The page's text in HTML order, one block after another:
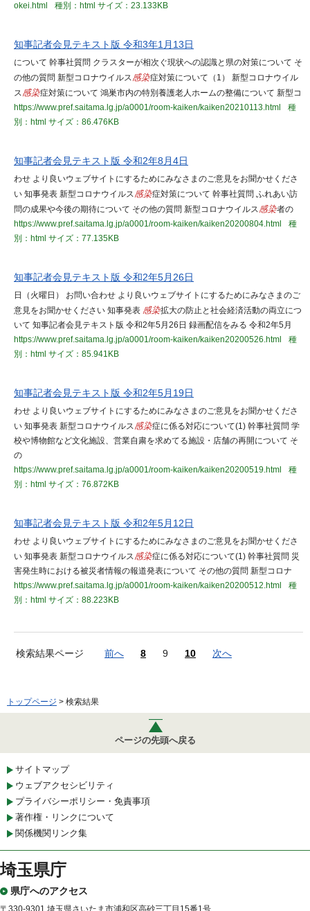
okei.html
種別：html サイズ：23.133KB
知事記者会見テキスト版 令和3年1月13日
について 幹事社質問 クラスターが相次ぐ現状への認識と県の対策について そ
の他の質問 新型コロナウイルス感染症対策について（1） 新型コロナウイル
ス感染症対策について 鴻巣市内の特別養護老人ホームの整備について 新型コ
https://www.pref.saitama.lg.jp/a0001/room-kaiken/kaiken20210113.html
種
別：html サイズ：86.476KB
知事記者会見テキスト版 令和2年8月4日
わせ より良いウェブサイトにするためにみなさまのご意見をお聞かせくださ
い 知事発表 新型コロナウイルス感染症対策について 幹事社質問 ふれあい訪
問の成果や今後の期待について その他の質問 新型コロナウイルス感染者の
https://www.pref.saitama.lg.jp/a0001/room-kaiken/kaiken20200804.html
種
別：html サイズ：77.135KB
知事記者会見テキスト版 令和2年5月26日
日（火曜日） お問い合わせ より良いウェブサイトにするためにみなさまのご
意見をお聞かせください 知事発表 感染拡大の防止と社会経済活動の両立につ
いて 知事記者会見テキスト版 令和2年5月26日 録画配信をみる 令和2年5月
https://www.pref.saitama.lg.jp/a0001/room-kaiken/kaiken20200526.html
種
別：html サイズ：85.941KB
知事記者会見テキスト版 令和2年5月19日
わせ より良いウェブサイトにするためにみなさまのご意見をお聞かせくださ
い 知事発表 新型コロナウイルス感染症に係る対応について(1) 幹事社質問 学
校や博物館など文化施設、営業自粛を求めてる施設・店舗の再開について そ
の
https://www.pref.saitama.lg.jp/a0001/room-kaiken/kaiken20200519.html
種
別：html サイズ：76.872KB
知事記者会見テキスト版 令和2年5月12日
わせ より良いウェブサイトにするためにみなさまのご意見をお聞かせくださ
い 知事発表 新型コロナウイルス感染症に係る対応について(1) 幹事社質問 災
害発生時における被災者情報の報道発表について その他の質問 新型コロナ
https://www.pref.saitama.lg.jp/a0001/room-kaiken/kaiken20200512.html
種
別：html サイズ：88.223KB
検索結果ページ 前へ 8 9 10 次へ
トップページ > 検索結果
ページの先頭へ戻る
サイトマップ
ウェブアクセシビリティ
プライバシーポリシー・免責事項
著作権・リンクについて
関係機関リンク集
埼玉県庁
県庁へのアクセス
〒330-9301 埼玉県さいたま市浦和区高砂三丁目15番1号